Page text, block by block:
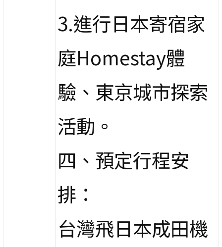
3.進行日本寄宿家
庭Homestay體
驗、東京城市探索
活動。
四、預定行程安
排：
台灣飛日本成田機